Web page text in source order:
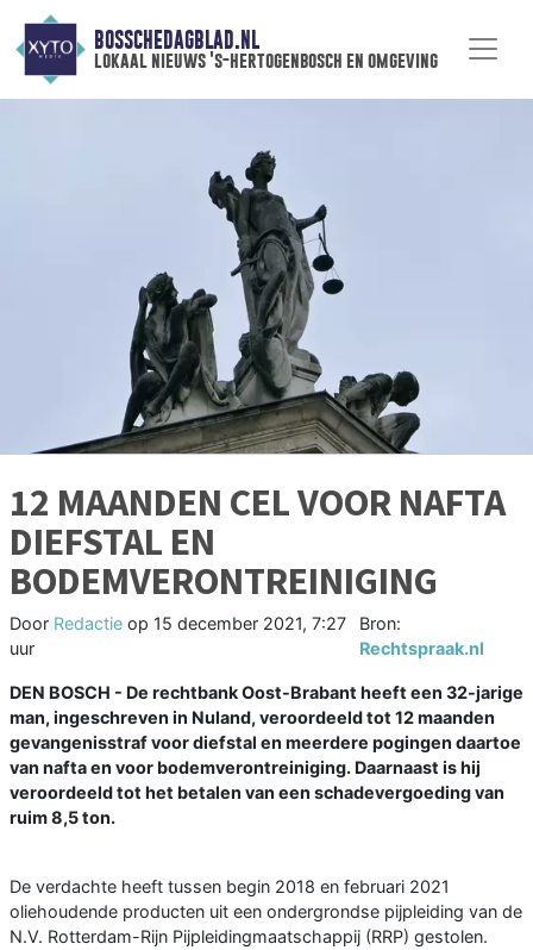
BOSSCHEDAGBLAD.NL
lokaal nieuws 's-hertogenbosch en omgeving
12 MAANDEN CEL VOOR NAFTA
DIEFSTAL EN
BODEMVERONTREINIGING
Door Redactie op 15 december 2021, 7:27
uur
Bron:
Rechtspraak.nl
DEN BOSCH - De rechtbank Oost-Brabant heeft een 32-jarige
man, ingeschreven in Nuland, veroordeeld tot 12 maanden
gevangenisstraf voor diefstal en meerdere pogingen daartoe
van nafta en voor bodemverontreiniging. Daarnaast is hij
veroordeeld tot het betalen van een schadevergoeding van
ruim 8,5 ton.
De verdachte heeft tussen begin 2018 en februari 2021
oliehoudende producten uit een ondergrondse pijpleiding van de
N.V. Rotterdam-Rijn Pijpleidingmaatschappij (RRP) gestolen.